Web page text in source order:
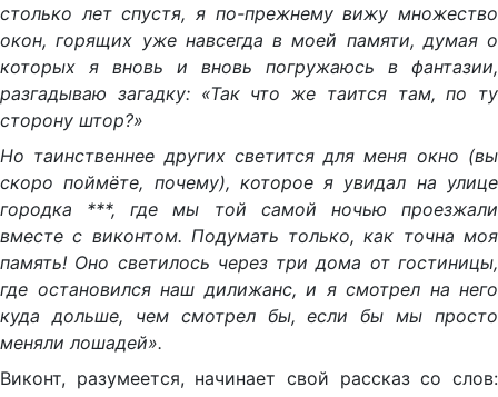
столько лет спустя, я по-прежнему вижу множество
окон, горящих уже навсегда в моей памяти, думая о
которых я вновь и вновь погружаюсь в фантазии,
разгадываю загадку: «Так что же таится там, по ту
сторону штор?»
Но таинственнее других светится для меня окно (вы
скоро поймёте, почему), которое я увидал на улице
городка ***, где мы той самой ночью проезжали
вместе с виконтом. Подумать только, как точна моя
память! Оно светилось через три дома от гостиницы,
где остановился наш дилижанс, и я смотрел на него
куда дольше, чем смотрел бы, если бы мы просто
меняли лошадей».
Виконт, разумеется, начинает свой рассказ со слов: